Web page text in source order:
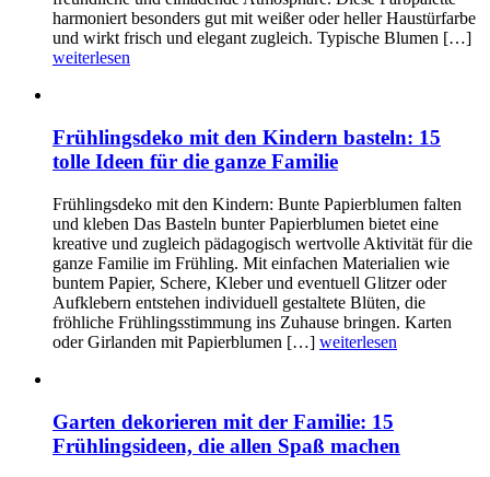
harmoniert besonders gut mit weißer oder heller Haustürfarbe
und wirkt frisch und elegant zugleich. Typische Blumen […]
weiterlesen
Frühlingsdeko mit den Kindern basteln: 15
tolle Ideen für die ganze Familie
Frühlingsdeko mit den Kindern: Bunte Papierblumen falten
und kleben Das Basteln bunter Papierblumen bietet eine
kreative und zugleich pädagogisch wertvolle Aktivität für die
ganze Familie im Frühling. Mit einfachen Materialien wie
buntem Papier, Schere, Kleber und eventuell Glitzer oder
Aufklebern entstehen individuell gestaltete Blüten, die
fröhliche Frühlingsstimmung ins Zuhause bringen. Karten
oder Girlanden mit Papierblumen […] weiterlesen
Garten dekorieren mit der Familie: 15
Frühlingsideen, die allen Spaß machen